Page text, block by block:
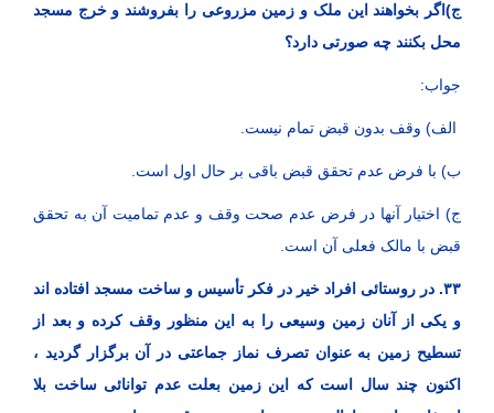
ج)اگر بخواهند این ملک و زمین مزروعی را بفروشند و خرج مسجد
محل بکنند چه صورتی دارد؟
جواب:
الف) وقف بدون قبض تمام نیست.
ب) با فرض عدم تحقق قبض باقی بر حال اول است.
ج) اختیار آنها در فرض عدم صحت وقف و عدم تمامیت آن به تحقق
قبض با مالک فعلی آن است.
۳۳. در روستائی افراد خیر در فکر تأسیس و ساخت مسجد افتاده اند
و یکی از آنان زمین وسیعی را به این منظور وقف کرده و بعد از
تسطیح زمین به عنوان تصرف نماز جماعتی در آن برگزار گردید ،
اکنون چند سال است که این زمین بعلت عدم توانائی ساخت بلا